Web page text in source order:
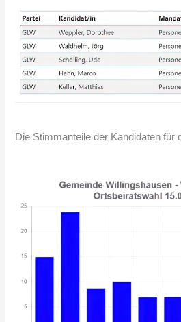
Die Stimmanteile der Kandidaten für